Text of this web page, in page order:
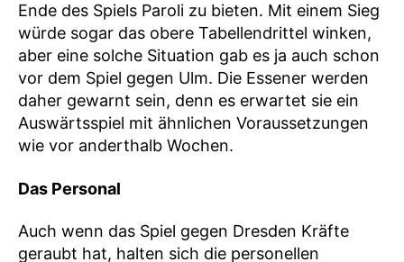
Ende des Spiels Paroli zu bieten. Mit einem Sieg
würde sogar das obere Tabellendrittel winken,
aber eine solche Situation gab es ja auch schon
vor dem Spiel gegen Ulm. Die Essener werden
daher gewarnt sein, denn es erwartet sie ein
Auswärtsspiel mit ähnlichen Voraussetzungen
wie vor anderthalb Wochen.
Das Personal
Auch wenn das Spiel gegen Dresden Kräfte
geraubt hat, halten sich die personellen